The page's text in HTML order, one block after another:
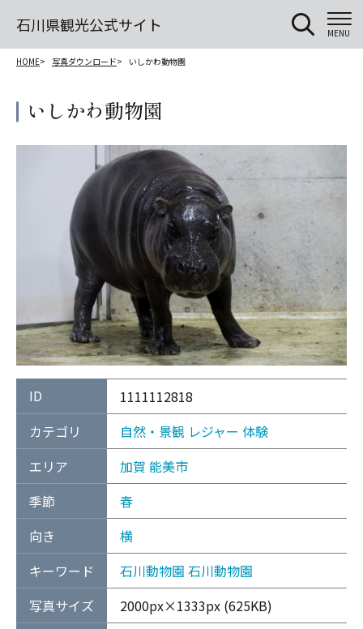
石川県観光公式サイト MENU
HOME 写真ダウンロード いしかわ動物園
いしかわ動物園
ID
1111112818
カテゴリ
自然・景観 レジャー 体験
エリア
加賀 能美市
季節
春
向き
横
キーワード
石川動物園 石川動物園
写真サイズ
2000px×1333px (625KB)